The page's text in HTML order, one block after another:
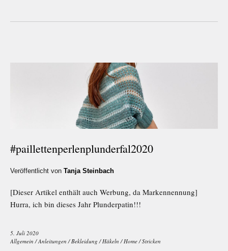
#paillettenperlenplunderfal2020
Veröffentlicht von Tanja Steinbach
[Dieser Artikel enthält auch Werbung, da Markennennung]
Hurra, ich bin dieses Jahr Plunderpatin!!!
5. Juli 2020
Allgemein /Anleitungen / Bekleidung / Häkeln / Home /Stricken